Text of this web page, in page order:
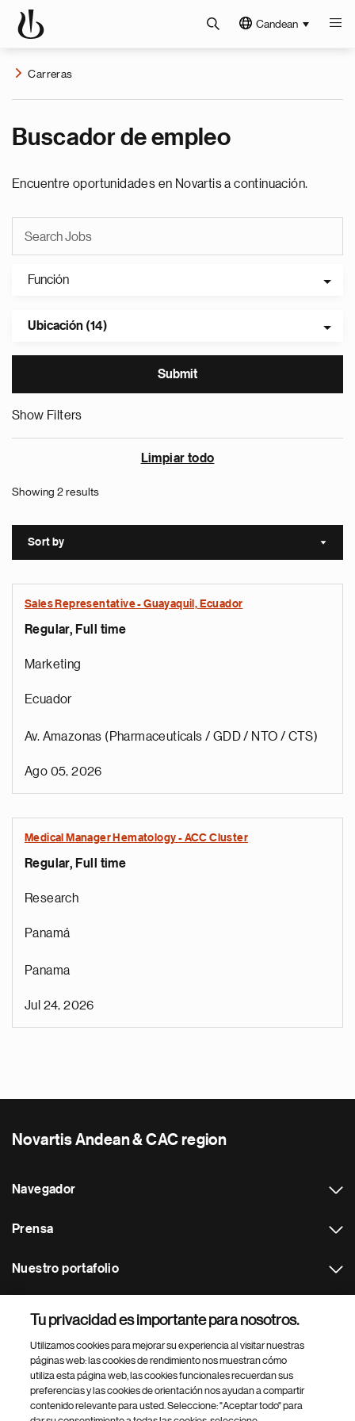
Candean
Carreras
Buscador de empleo
Encuentre oportunidades en Novartis a continuación.
Función
Ubicación (14)
Show Filters
Limpiar todo
Showing 2 results
Sort by Sort
Sales Representative - Guayaquil, Ecuador
Regular, Full time
Marketing
Ecuador
Av. Amazonas (Pharmaceuticals / GDD / NTO / CTS)
Ago 05, 2026
Medical Manager Hematology - ACC Cluster
Regular, Full time
Research
Panamá
Panama
Jul 24, 2026
Novartis Andean & CAC region
Navegador
Prensa
Nuestro portafolio
Footer Site Search
Tu privacidad es importante para nosotros.
Utilizamos cookies para mejorar su experiencia al visitar nuestras
páginas web: las cookies de rendimiento nos muestran cómo
utiliza esta página web, las cookies funcionales recuerdan sus
preferencias y las cookies de orientación nos ayudan a compartir
contenido relevante para usted. Seleccione: "Aceptar todo" para